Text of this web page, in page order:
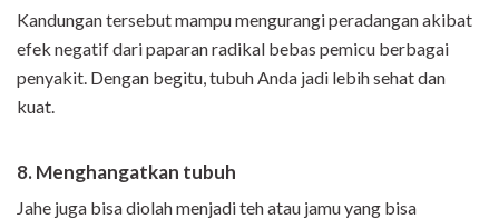
Kandungan tersebut mampu mengurangi peradangan akibat
efek negatif dari paparan radikal bebas pemicu berbagai
penyakit. Dengan begitu, tubuh Anda jadi lebih sehat dan
kuat.
8. Menghangatkan tubuh
Jahe juga bisa diolah menjadi teh atau jamu yang bisa